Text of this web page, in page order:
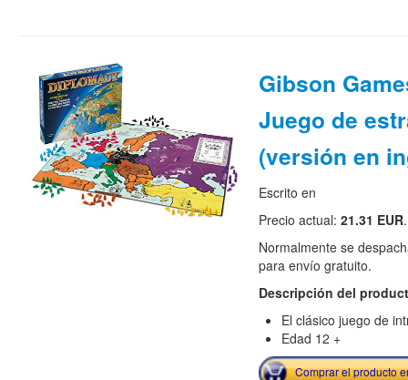
Gibson
Juego de
(versión en
Escrito en
Precio actual: 21.31 EUR.
Normalmente se
para envío gratuito.
Descripción del
El clásico juego de
Edad 12 +
Comprar el producto